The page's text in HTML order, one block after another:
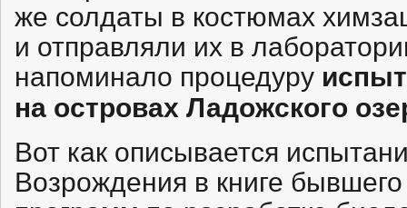
же солдаты в костюмах
и отправляли их в
напоминало процедуру
на островах Ладожского
Вот как описывается
Возрождения в книге